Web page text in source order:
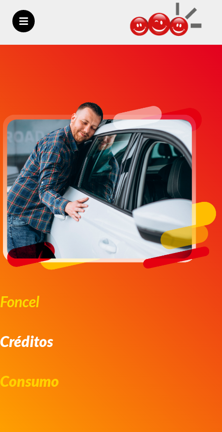
Foncel
Créditos
Consumo